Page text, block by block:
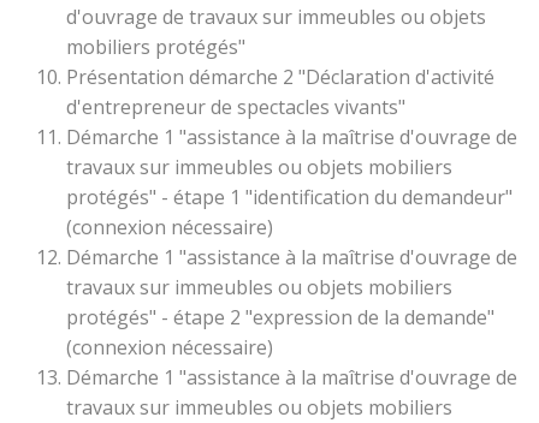
d'ouvrage de travaux sur immeubles ou objets
mobiliers protégés"
Présentation démarche 2 "Déclaration d'activité
d'entrepreneur de spectacles vivants"
Démarche 1 "assistance à la maîtrise d'ouvrage de
travaux sur immeubles ou objets mobiliers
protégés" - étape 1 "identification du demandeur"
(connexion nécessaire)
Démarche 1 "assistance à la maîtrise d'ouvrage de
travaux sur immeubles ou objets mobiliers
protégés" - étape 2 "expression de la demande"
(connexion nécessaire)
Démarche 1 "assistance à la maîtrise d'ouvrage de
travaux sur immeubles ou objets mobiliers